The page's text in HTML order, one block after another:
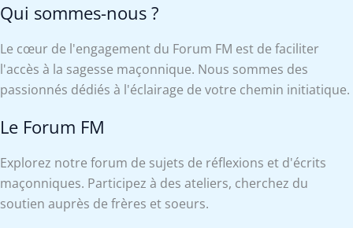
Qui sommes-nous ?
Le cœur de l'engagement du Forum FM est de faciliter
l'accès à la sagesse maçonnique. Nous sommes des
passionnés dédiés à l'éclairage de votre chemin initiatique.
Le Forum FM
Explorez notre forum de sujets de réflexions et d'écrits
maçonniques. Participez à des ateliers, cherchez du
soutien auprès de frères et soeurs.